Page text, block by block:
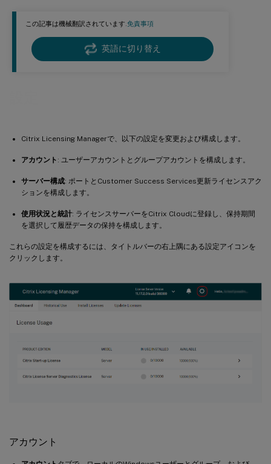
この記事は機械翻訳されています.免責事項
英語に切り替え
Citrix Licensing Managerで、以下の設定を変更および構成します。
アカウント : ユーザーアカウントとグループアカウントを構成します。
サーバー構成: ポートとCustomer Success Services更新ライセンスアク
ションを構成します。
使用状況と統計: ライセンスサーバーをCitrix Cloudに登録し、保持期間
を選択して履歴データの保持を構成します。
これらの設定を構成するには、タイトルバーの右上隅にある設定アイコンを
クリックします。
アカウント
アップロード情報
履歴使用状況